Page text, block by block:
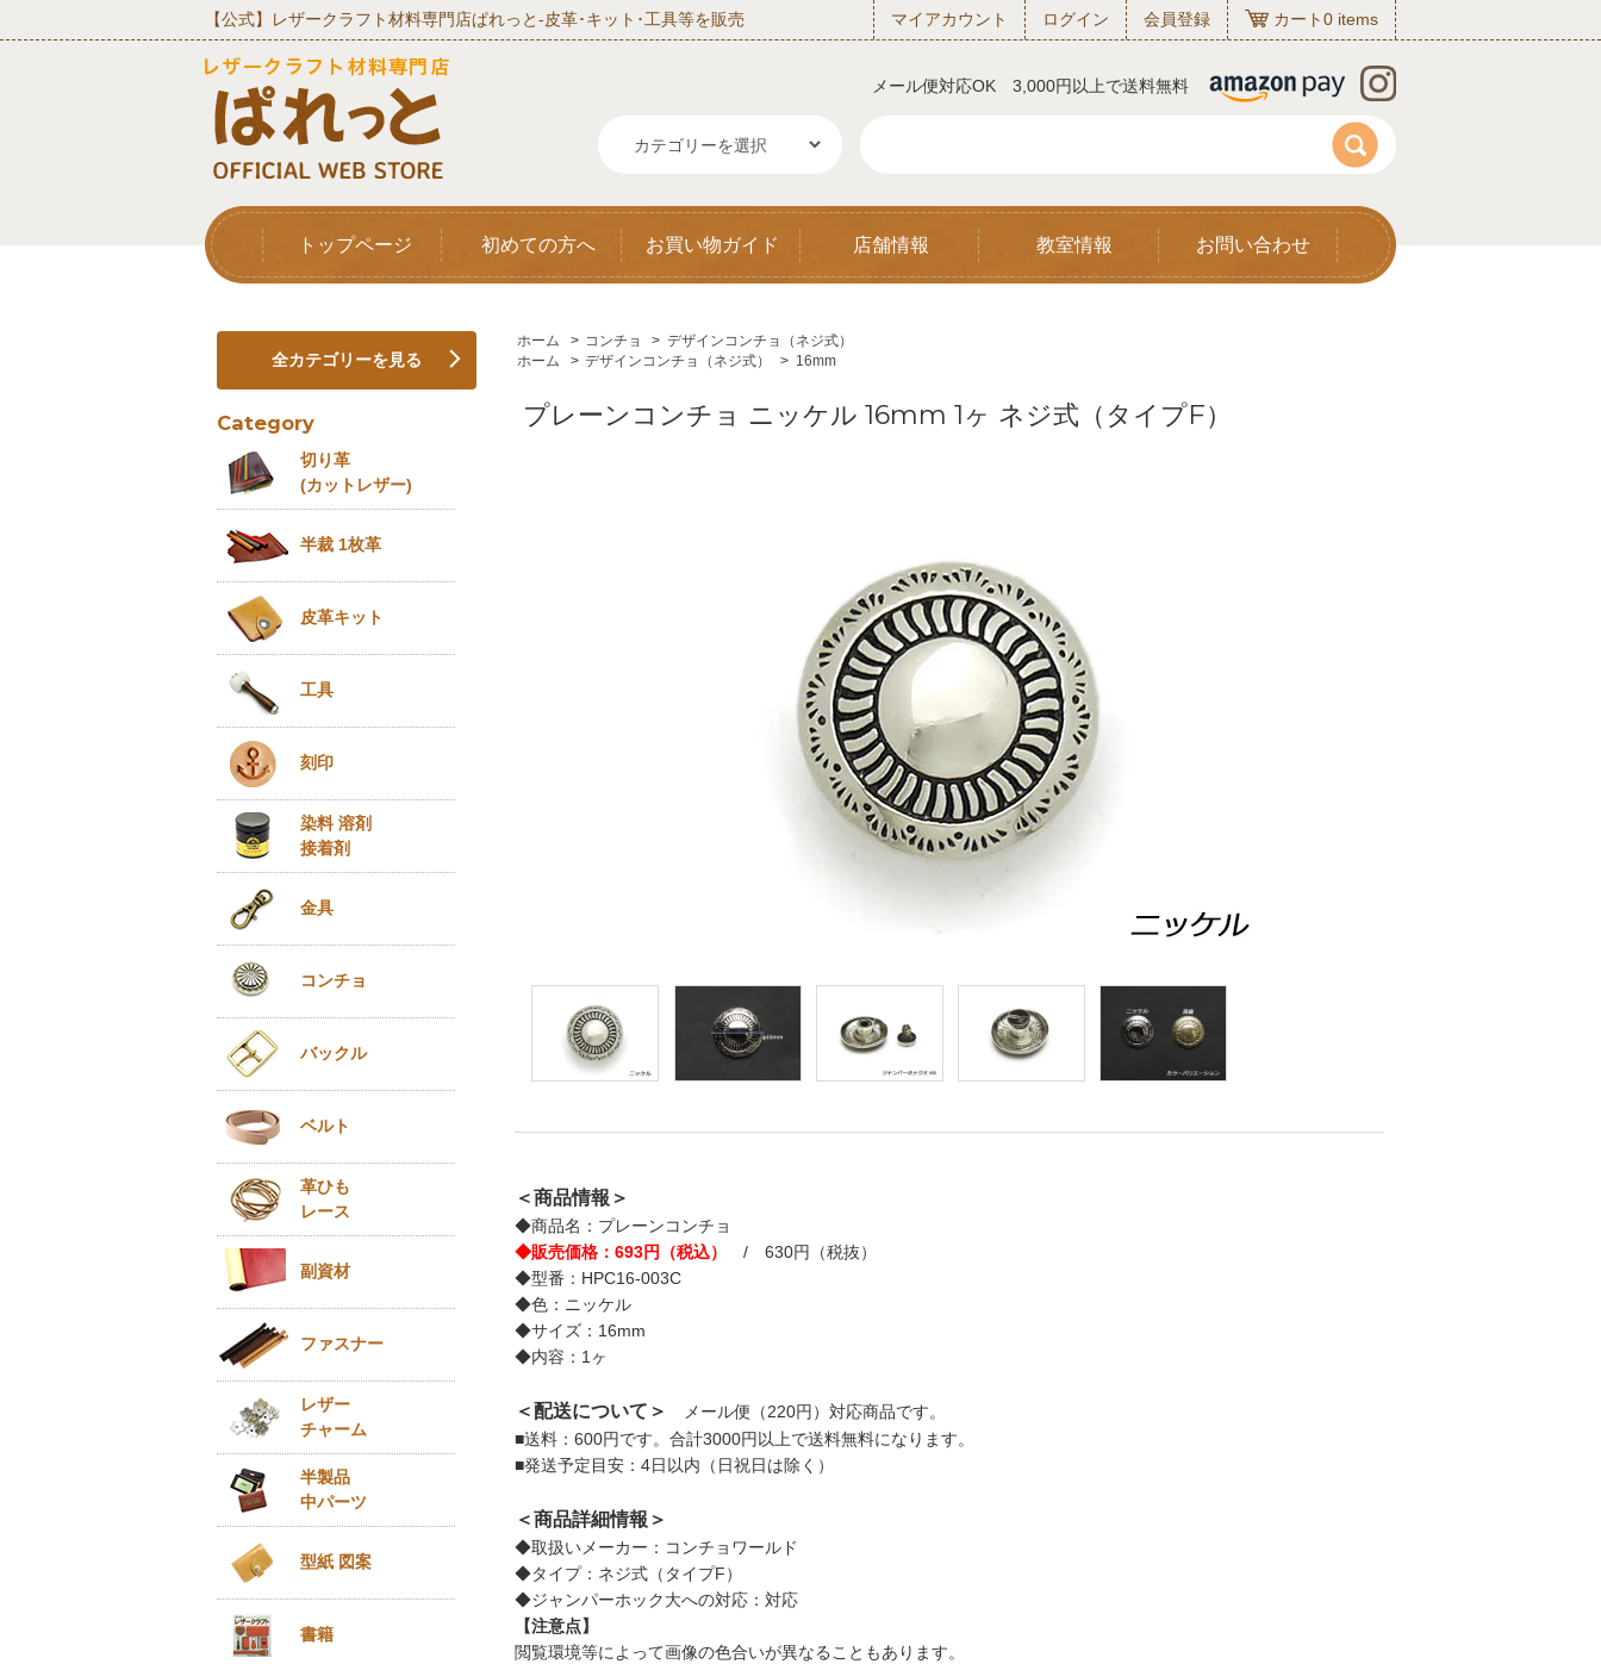
【公式】レザークラフト材料専門店ぱれっと‐皮革･キット･工具等を販売 マイアカウント ログイン 会員登録 カート0 items
メール便対応OK 3,000円以上で送料無料
トップページ 初めての方へ お買い物ガイド 店舗情報 教室情報 お問い合わせ
ホーム > コンチョ > デザインコンチョ（ネジ式）
ホーム
> デザインコンチョ（ネジ式） > 16mm
プレーンコンチョ ニッケル 16mm 1ヶ ネジ式（タイプF）
＜商品情報＞
◆商品名：プレーンコンチョ
◆販売価格：693円（税込）
/ 630円（税抜）
◆型番：HPC16-003C
◆色：ニッケル
◆サイズ：16mm
◆内容：1ヶ
＜配送について＞
メール便（220円）対応商品です。
■送料：600円です。合計3000円以上で送料無料になります。
■発送予定目安：4日以内（日祝日は除く）
＜商品詳細情報＞
◆取扱いメーカー：コンチョワールド
◆タイプ：ネジ式（タイプF）
◆ジャンパーホック大への対応：対応
【注意点】
閲覧環境等によって画像の色合いが異なることもあります。
全カテゴリーを見る
Category
切り革
(カットレザー)
半裁 1枚革
皮革キット
工具
刻印
染料 溶剤
接着剤
金具
コンチョ
バックル
ベルト
革ひも
レース
副資材
ファスナー
レザー
チャーム
半製品
中パーツ
型紙 図案
書籍